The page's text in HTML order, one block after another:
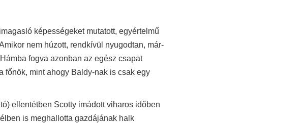
képességeket mutatott, egyértelmű
nem húzott, rendkívül nyugodtan, már-
fogva azonban az egész csapat
főnök, mint ahogy Baldy-nak is csak egy
ellentétben Scotty imádott viharos időben
is meghallotta gazdájának halk